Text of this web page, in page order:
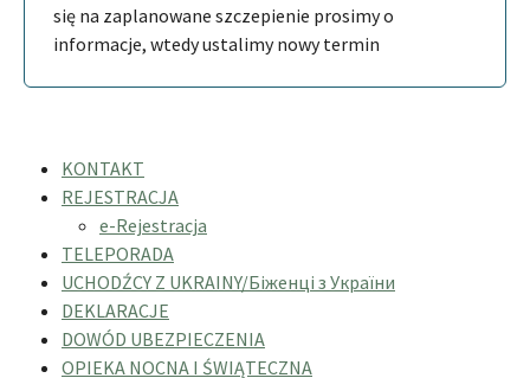
się na zaplanowane szczepienie prosimy o
informacje, wtedy ustalimy nowy termin
KONTAKT
REJESTRACJA
e-Rejestracja
TELEPORADA
UCHODŹCY Z UKRAINY/Біженці з України
DEKLARACJE
DOWÓD UBEZPIECZENIA
OPIEKA NOCNA I ŚWIĄTECZNA